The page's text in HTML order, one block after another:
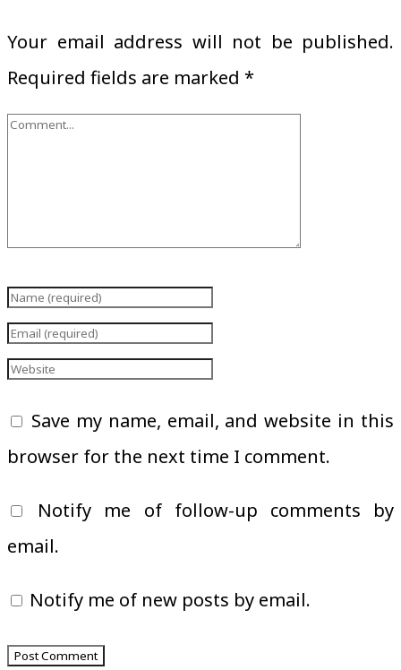
Your email address will not be published.
Required fields are marked *
Save my name, email, and website in this
browser for the next time I comment.
Notify me of follow-up comments by
email.
Notify me of new posts by email.